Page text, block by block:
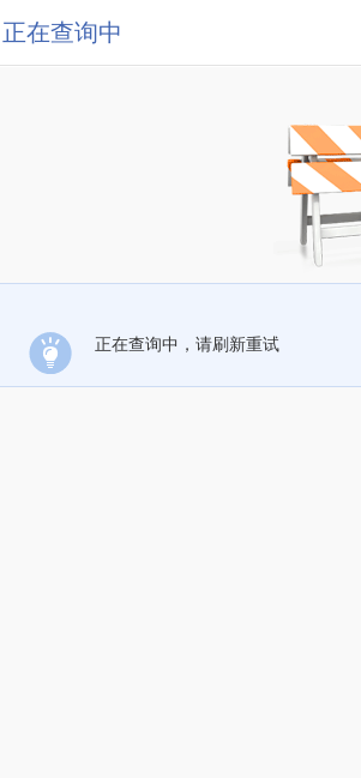
正在查询中
正在查询中，请刷新重试